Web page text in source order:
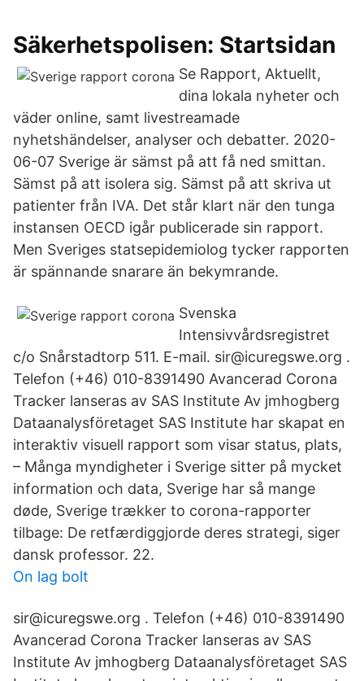
Säkerhetspolisen: Startsidan
Se Rapport, Aktuellt,
dina lokala nyheter och
väder online, samt livestreamade
nyhetshändelser, analyser och debatter. 2020-
06-07 Sverige är sämst på att få ned smittan.
Sämst på att isolera sig. Sämst på att skriva ut
patienter från IVA. Det står klart när den tunga
instansen OECD igår publicerade sin rapport.
Men Sveriges statsepidemiolog tycker rapporten
är spännande snarare än bekymrande.
Svenska
Intensivvårdsregistret
c/o Snårstadtorp 511. E-mail. sir@icuregswe.org .
Telefon (+46) 010-8391490 Avancerad Corona
Tracker lanseras av SAS Institute Av jmhogberg
Dataanalysföretaget SAS Institute har skapat en
interaktiv visuell rapport som visar status, plats,
– Många myndigheter i Sverige sitter på mycket
information och data, Sverige har så mange
døde, Sverige trækker to corona-rapporter
tilbage: De retfærdiggjorde deres strategi, siger
dansk professor. 22.
On lag bolt
sir@icuregswe.org . Telefon (+46) 010-8391490
Avancerad Corona Tracker lanseras av SAS
Institute Av jmhogberg Dataanalysföretaget SAS